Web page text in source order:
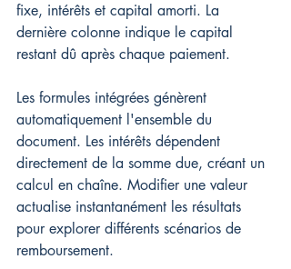
fixe, intérêts et capital amorti. La
dernière colonne indique le capital
restant dû après chaque paiement.
Les formules intégrées génèrent
automatiquement l'ensemble du
document. Les intérêts dépendent
directement de la somme due, créant un
calcul en chaîne. Modifier une valeur
actualise instantanément les résultats
pour explorer différents scénarios de
remboursement.